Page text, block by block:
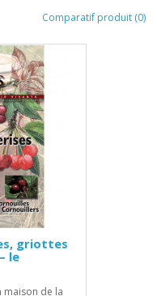
Comparatif produit (0)
griottes
le
maison de la